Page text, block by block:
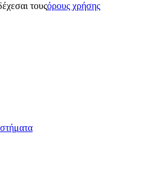
τουςόρους χρήσης